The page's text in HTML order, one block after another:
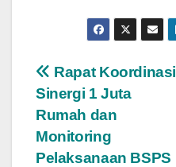
Post
navigation
Rapat Koordinasi
Sinergi 1 Juta
Rumah dan
Monitoring
Pelaksanaan BSPS